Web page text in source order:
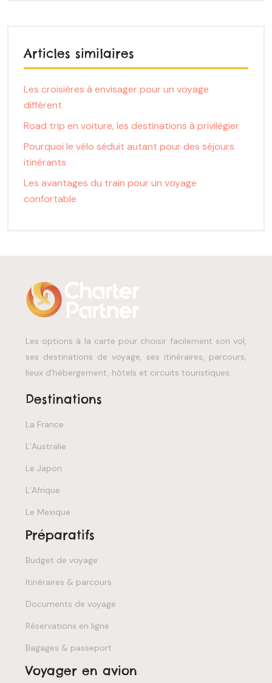
Articles similaires
Les croisières à envisager pour un voyage
différent
Road trip en voiture, les destinations à privilégier
Pourquoi le vélo séduit autant pour des séjours
itinérants
Les avantages du train pour un voyage
confortable
Les options à la carte pour choisir facilement son vol,
ses destinations de voyage, ses itinéraires, parcours,
lieux d’hébergement, hôtels et circuits touristiques.
Destinations
La France
L’Australie
Le Japon
L’Afrique
Le Mexique
Préparatifs
Budget de voyage
Itinéraires & parcours
Documents de voyage
Réservations en ligne
Bagages & passeport
Voyager en avion